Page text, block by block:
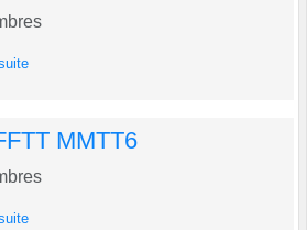
MMTT6